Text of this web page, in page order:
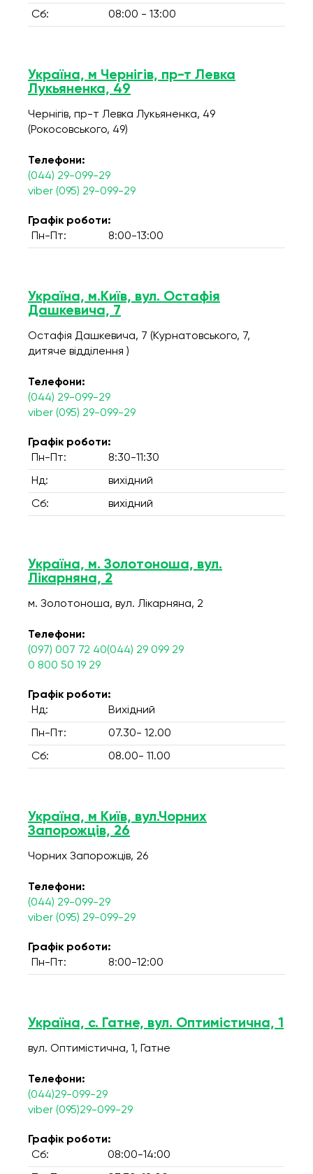
Сб: 08:00 - 13:00
Україна, м Чернігів, пр-т Левка
Лукьяненка, 49
Чернігів, пр-т Левка Лукьяненка, 49
(Рокосовського, 49)
Телефони:
(044) 29-099-29
viber (095) 29-099-29
Графік роботи:
Пн-Пт:
8:00-13:00
Україна, м.Київ, вул. Остафія
Дашкевича, 7
Остафія Дашкевича, 7 (Курнатовського, 7,
дитяче відділення )
Телефони:
(044) 29-099-29
viber (095) 29-099-29
Графік роботи:
Пн-Пт:
8:30-11:30
Нд: вихідний
Сб: вихідний
Україна, м. Золотоноша, вул.
Лікарняна, 2
м. Золотоноша, вул. Лікарняна, 2
Телефони:
(097) 007 72 40(044) 29 099 29
0 800 50 19 29
Графік роботи:
Нд:
Вихідний
Пн-Пт: 07.30- 12.00
Сб: 08.00- 11.00
Україна, м Київ, вул.Чорних
Запорожців, 26
Чорних Запорожців, 26
Телефони:
(044) 29-099-29
viber (095) 29-099-29
Графік роботи:
Пн-Пт:
8:00-12:00
Україна, с. Гатне, вул. Оптимістична, 1
вул. Оптимістична, 1, Гатне
Телефони:
(044)29-099-29
viber (095)29-099-29
Графік роботи:
Сб:
08:00-14:00